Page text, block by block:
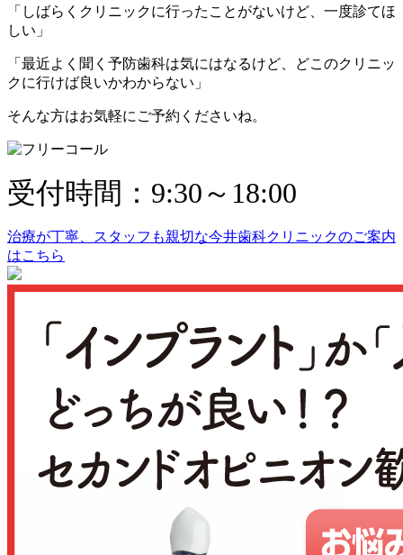
「しばらくクリニックに行ったことがないけど、一度診てほ
しい」
「最近よく聞く予防歯科は気にはなるけど、どこのクリニッ
クに行けば良いかわからない」
そんな方はお気軽にご予約くださいね。
受付時間：9:30～18:00
治療が丁寧、スタッフも親切な今井歯科クリニックのご案内
はこちら